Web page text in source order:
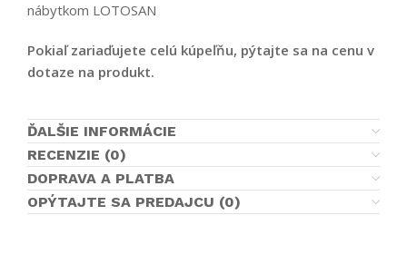
nábytkom LOTOSAN
Pokiaľ zariaďujete celú kúpeľňu, pýtajte sa na cenu v
dotaze na produkt.
ĎALŠIE INFORMÁCIE
RECENZIE (0)
DOPRAVA A PLATBA
OPÝTAJTE SA PREDAJCU (0)